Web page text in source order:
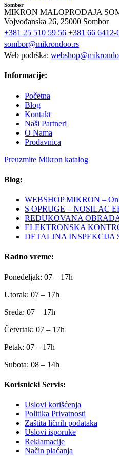
Sombor
MIKRON MALOPRODAJA
Vojvođanska 26, 25000 Sombor
+381 25 510 59 56 +381 66 6412-
sombor@mikrondoo.rs
Web podrška:
Informacije:
Početna
Blog
Kontakt
Naši Partneri
O Nama
Prodavnica
Preuzmite Mikron katalog
Blog:
WEBSHOP MIKRON –
S OPRUGE – NOSILAC
REDUKOVANA OBRADA
ELEKTRONSKA
DETALJNA INSPEKCIJA
Radno vreme:
Ponedeljak: 07 – 17h
Utorak: 07 – 17h
Sreda: 07 – 17h
Četvrtak: 07 – 17h
Petak: 07 – 17h
Subota: 08 – 14h
Korisnicki Servis:
Uslovi korišćenja
Politika Privatnosti
Zaštita ličnih podataka
Uslovi isporuke
Reklamacije
Način plaćanja